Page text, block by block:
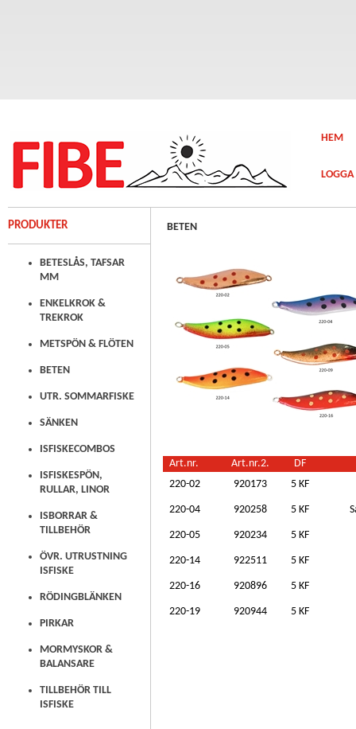
HEM
PRODUKTER
BETESLÅS, TAFSAR
MM
ENKELKROK &
TREKROK
METSPÖN & FLÖTEN
BETEN
UTR. SOMMARFISKE
SÄNKEN
ISFISKECOMBOS
ISFISKESPÖN,
RULLAR, LINOR
ISBORRAR &
TILLBEHÖR
ÖVR. UTRUSTNING
ISFISKE
RÖDINGBLÄNKEN
PIRKAR
MORMYSKOR &
BALANSARE
TILLBEHÖR TILL
ISFISKE
BETEN
Art.nr. Art.nr.2.
DF
220-02
920173 5 KF
220-04 920258 5 KF
220-05 920234 5 KF
220-14 922511 5 KF
220-16 920896 5 KF
220-19 920944 5 KF